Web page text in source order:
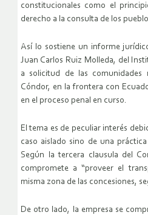
constitucionales como el
derecho a la consulta de los
Así lo sostiene un informe
Juan Carlos Ruiz Molleda, del
a solicitud de las comunidades
Cóndor, en la frontera con
en el proceso penal en curso.
El tema es de peculiar interés
caso aislado sino de una
Según la tercera clausula del
compromete a “proveer el
misma zona de las concesiones,
De otro lado, la empresa se